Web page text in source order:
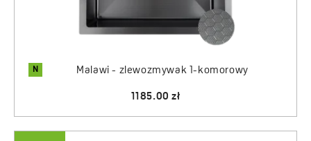
N Malawi - zlewozmywak 1-komorowy
1185.00 zł